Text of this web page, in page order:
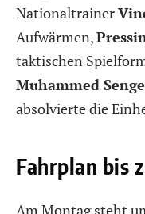
Nationaltrainer
Aufwärmen,
taktischen
Muhammed
absolvierte die
Fahrplan bis
Am Montag steht